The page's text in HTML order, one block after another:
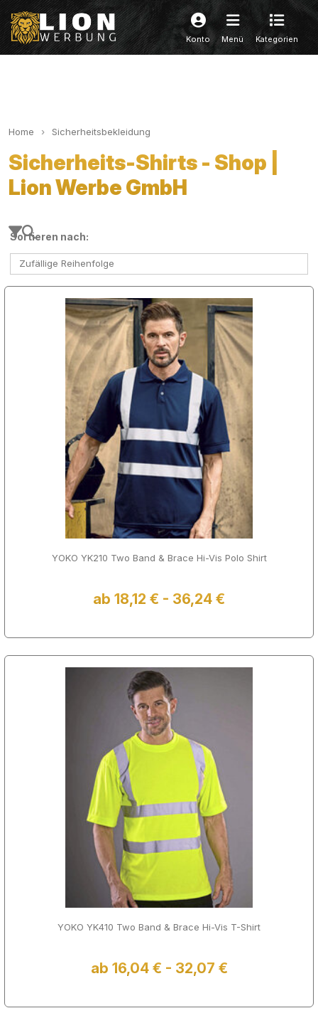
Konto Menü Kategorien
Home Sicherheitsbekleidung
Sicherheits-Shirts - Shop |
Lion Werbe GmbH
Sortieren nach:
Zufällige Reihenfolge
YOKO YK210 Two Band & Brace Hi-Vis Polo Shirt
ab 18,12 € - 36,24 €
YOKO YK410 Two Band & Brace Hi-Vis T-Shirt
ab 16,04 € - 32,07 €